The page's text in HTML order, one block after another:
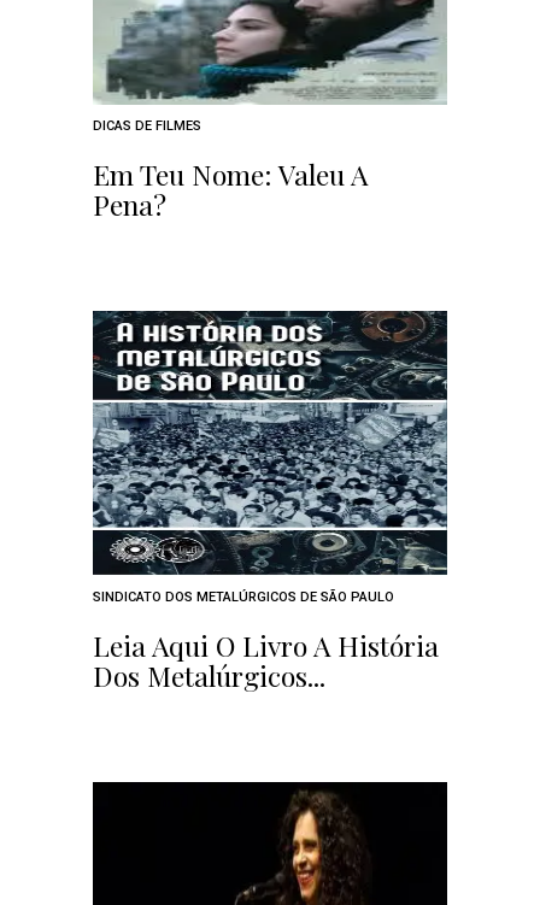
DICAS DE FILMES
Em Teu Nome: Valeu A
Pena?
SINDICATO DOS METALÚRGICOS DE SÃO PAULO
Leia Aqui O Livro A História
Dos Metalúrgicos...